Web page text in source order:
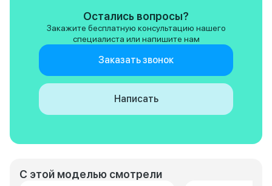
С этой моделью смотрели
Остались вопросы?
Закажите бесплатную консультацию нашего
специалиста или напишите нам
Заказать звонок
Написать